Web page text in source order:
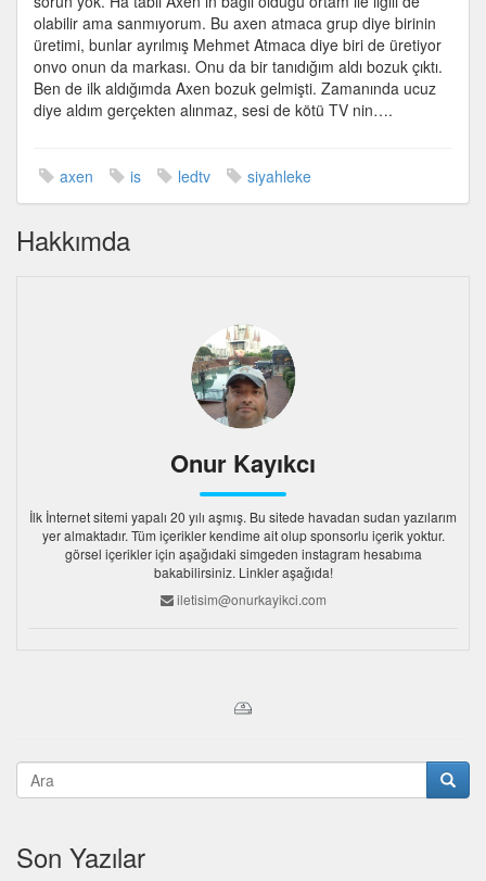
olabilir ama sanmıyorum. Bu axen atmaca grup diye birinin
üretimi, bunlar ayrılmış Mehmet Atmaca diye biri de üretiyor
onvo onun da markası. Onu da bir tanıdığım aldı bozuk çıktı.
Ben de ilk aldığımda Axen bozuk gelmişti. Zamanında ucuz
diye aldım gerçekten alınmaz, sesi de kötü TV nin….
axen is ledtv siyahleke
Hakkımda
Onur Kayıkcı
İlk İnternet sitemi yapalı 20 yılı aşmış. Bu sitede havadan sudan yazılarım
yer almaktadır. Tüm içerikler kendime ait olup sponsorlu içerik yoktur.
görsel içerikler için aşağıdaki simgeden instagram hesabıma
bakabilirsiniz. Linkler aşağıda!
iletisim@onurkayikci.com
Son Yazılar